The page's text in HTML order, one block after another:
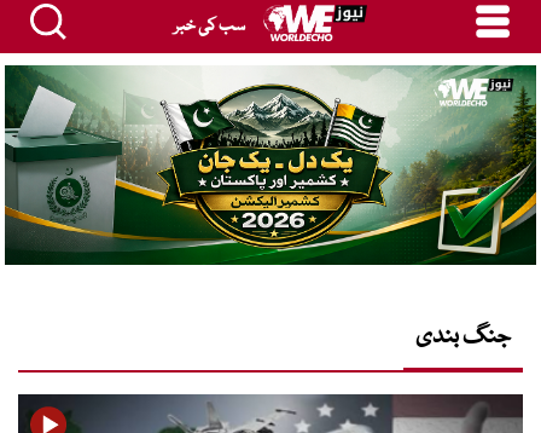
سب کی خبر
جنگ بندی